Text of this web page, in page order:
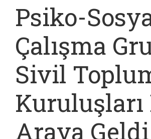
Psiko-
Çalışma
Sivil
Araya Geldi